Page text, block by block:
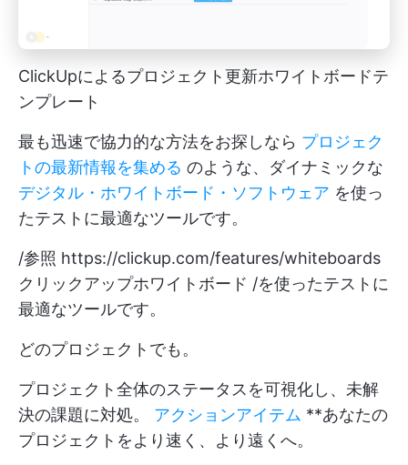
ClickUpによるプロジェクト更新ホワイトボードテ
ンプレート
最も迅速で協力的な方法をお探しなら プロジェク
トの最新情報を集める のような、ダイナミックな
デジタル・ホワイトボード・ソフトウェア を使っ
たテストに最適なツールです。
/参照 https://clickup.com/features/whiteboards
クリックアップホワイトボード /を使ったテストに
最適なツールです。
どのプロジェクトでも。
プロジェクト全体のステータスを可視化し、未解
決の課題に対処。 アクションアイテム **あなたの
プロジェクトをより速く、より遠くへ。